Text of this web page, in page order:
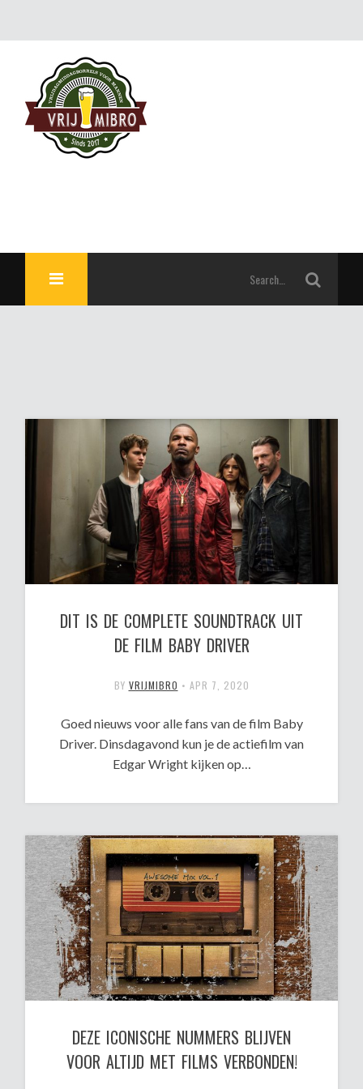
DIT IS DE COMPLETE SOUNDTRACK UIT
DE FILM BABY DRIVER
BY VRIJMIBRO • APR 7, 2020
Goed nieuws voor alle fans van de film Baby
Driver. Dinsdagavond kun je de actiefilm van
Edgar Wright kijken op…
DEZE ICONISCHE NUMMERS BLIJVEN
VOOR ALTIJD MET FILMS VERBONDEN!